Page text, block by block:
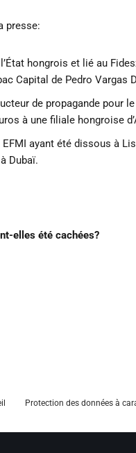
presse:
hongrois et lié au
Capital de Pedro Vargas
de propagande pour
à une filiale hongroise
ayant été dissous à
Dubaï.
elles été cachées?
Protection des données à